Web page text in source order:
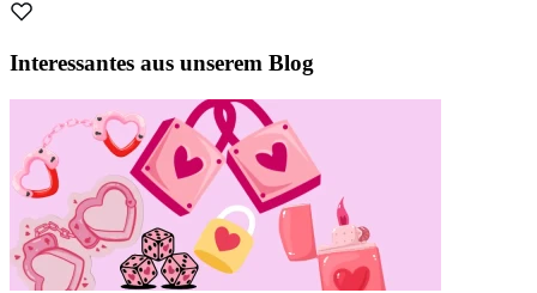
Interessantes aus unserem Blog